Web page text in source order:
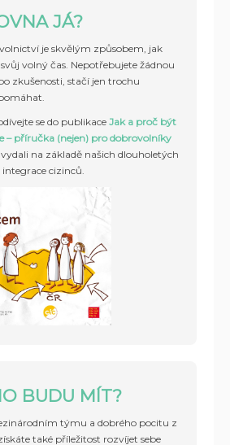
JÁ?
je skvělým způsobem, jak
volný čas. Nepotřebujete žádnou
zkušenosti, stačí jen trochu
se do publikace Jak a proč být
– příručka (nejen) pro dobrovolníky
na základě našich dlouholetých
cizinců.
BUDU MÍT?
týmu a dobrého pocitu z
také příležitost rozvíjet sebe